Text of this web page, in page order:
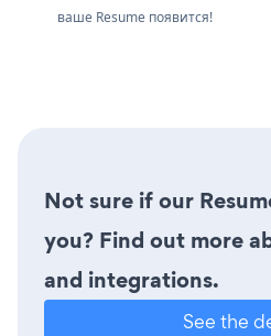
ваше Resume появится!
Not sure if our
you? Find out more
and integrations.
See the